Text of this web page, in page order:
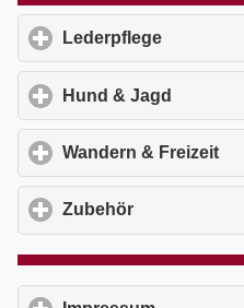
Lederpflege
Hund & Jagd
Wandern & Freizeit
Zubehör